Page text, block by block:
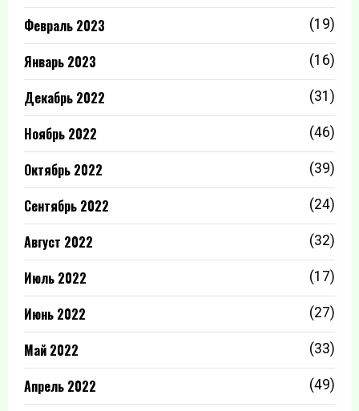
Февраль 2023 (19)
Январь 2023 (16)
Декабрь 2022 (31)
Ноябрь 2022 (46)
Октябрь 2022 (39)
Сентябрь 2022 (24)
Август 2022 (32)
Июль 2022 (17)
Июнь 2022 (27)
Май 2022 (33)
Апрель 2022 (49)